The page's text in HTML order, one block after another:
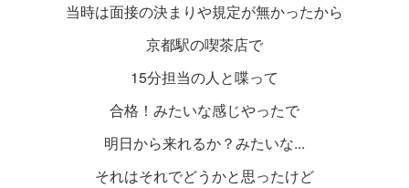
当時は面接の決まりや規定が無かったから
京都駅の喫茶店で
15分担当の人と喋って
合格！みたいな感じやったで
明日から来れるか？みたいな...
それはそれでどうかと思ったけど